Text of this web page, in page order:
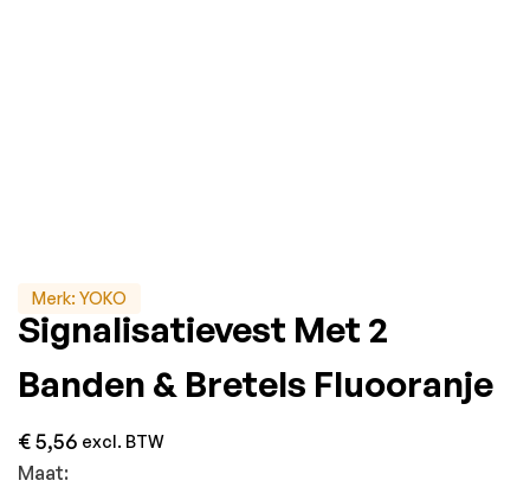
Merk: YOKO
Signalisatievest Met 2
Banden & Bretels Fluooranje
€5,56 excl. BTW
Maat: